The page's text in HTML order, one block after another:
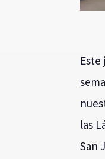
las
San